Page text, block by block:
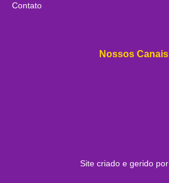
Contato
Nossos Canais
Site criado e gerido por